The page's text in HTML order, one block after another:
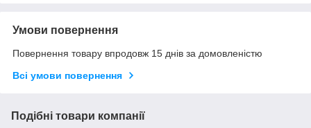
Умови повернення
Повернення товару впродовж 15 днів за домовленістю
Всі умови повернення
Подібні товари компанії